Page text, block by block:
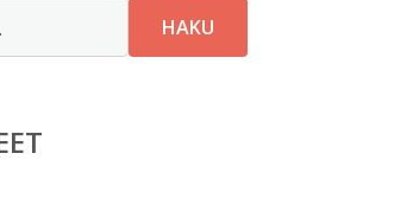
HAKU